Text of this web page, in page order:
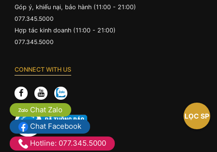
LỌC SP
Chat Zalo
Chat Facebook
Hotline: 077.345.5000
Góp ý, khiếu nại, bảo hành (11:00 - 21:00)
077.345.5000
Hợp tác kinh doanh (11:00 - 21:00)
077.345.5000
CONNECT WITH US